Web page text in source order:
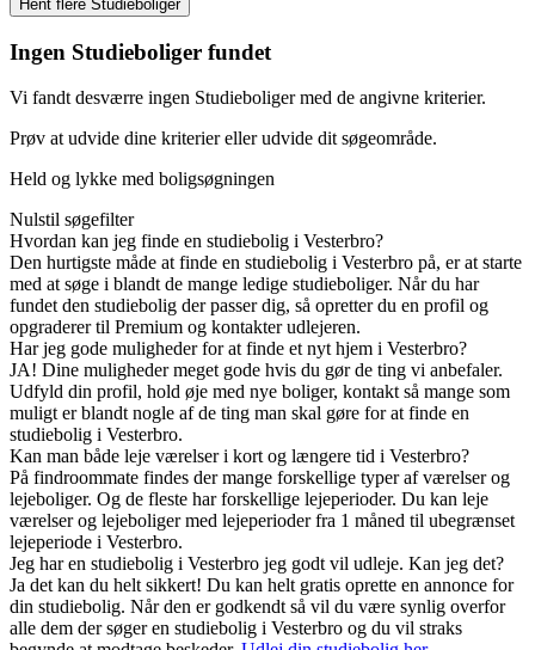
Ingen Studieboliger fundet
Vi fandt desværre ingen Studieboliger med de angivne kriterier.
Prøv at udvide dine kriterier eller udvide dit søgeområde.
Held og lykke med boligsøgningen
Nulstil søgefilter
Hvordan kan jeg finde en studiebolig i Vesterbro?
Den hurtigste måde at finde en studiebolig i Vesterbro på, er at starte
med at søge i blandt de mange ledige studieboliger. Når du har
fundet den studiebolig der passer dig, så opretter du en profil og
opgraderer til Premium og kontakter udlejeren.
Har jeg gode muligheder for at finde et nyt hjem i Vesterbro?
JA! Dine muligheder meget gode hvis du gør de ting vi anbefaler.
Udfyld din profil, hold øje med nye boliger, kontakt så mange som
muligt er blandt nogle af de ting man skal gøre for at finde en
studiebolig i Vesterbro.
Kan man både leje værelser i kort og længere tid i Vesterbro?
På findroommate findes der mange forskellige typer af værelser og
lejeboliger. Og de fleste har forskellige lejeperioder. Du kan leje
værelser og lejeboliger med lejeperioder fra 1 måned til ubegrænset
lejeperiode i Vesterbro.
Jeg har en studiebolig i Vesterbro jeg godt vil udleje. Kan jeg det?
Ja det kan du helt sikkert! Du kan helt gratis oprette en annonce for
din studiebolig. Når den er godkendt så vil du være synlig overfor
alle dem der søger en studiebolig i Vesterbro og du vil straks